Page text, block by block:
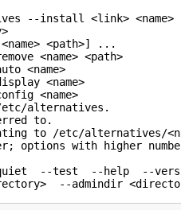
--install <link> <name>
<path>] ...
<name> <path>
<name>
<name>
<name>
etc/alternatives.
to.
to /etc/alternatives/
options with higher
--test  --help  --